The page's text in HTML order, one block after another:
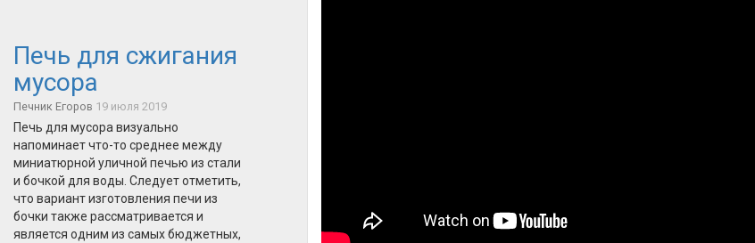
Печь для сжигания
мусора
Печник Егоров 19 июля 2019
Печь для мусора визуально
напоминает что-то среднее между
миниатюрной уличной печью из стали
и бочкой для воды. Следует отметить,
что вариант изготовления печи из
бочки также рассматривается и
является одним из самых бюджетных,